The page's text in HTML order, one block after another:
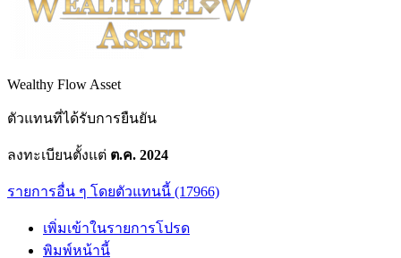
Wealthy Flow Asset
ตัวแทนที่ได้รับการยืนยัน
ลงทะเบียนตั้งแต่ ต.ค. 2024
รายการอื่น ๆ โดยตัวแทนนี้ (17966)
เพิ่มเข้าในรายการโปรด
พิมพ์หน้านี้